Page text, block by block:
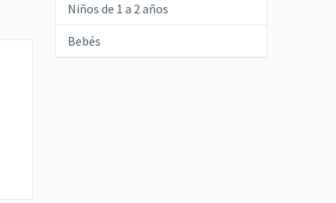
Niños de 1 a 2 años
Bebés